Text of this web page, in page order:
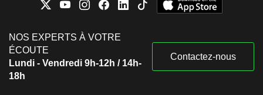
NOS EXPERTS À VOTRE
ÉCOUTE
Lundi - Vendredi 9h-12h / 14h-
18h
Contactez-nous